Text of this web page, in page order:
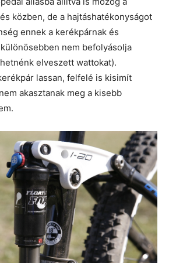
közben, de a hajtáshatékonyságot
ennek a kerékpárnak és
nem befolyásolja
elveszett wattokat).
lassan, felfelé is kisimít
akasztanak meg a kisebb